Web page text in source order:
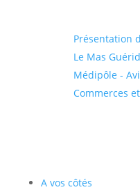
Présentation
Le Mas
Médipôle -
Commerces
A vos côtés